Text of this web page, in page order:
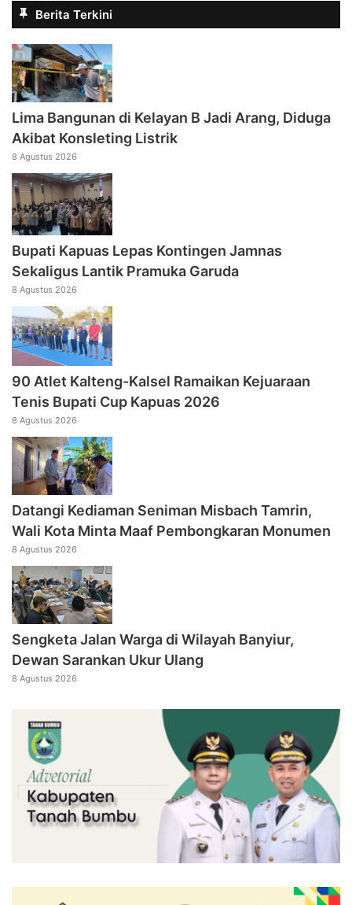
Berita Terkini
Lima Bangunan di Kelayan B Jadi Arang, Diduga
Akibat Konsleting Listrik
8 Agustus 2026
Bupati Kapuas Lepas Kontingen Jamnas
Sekaligus Lantik Pramuka Garuda
8 Agustus 2026
90 Atlet Kalteng-Kalsel Ramaikan Kejuaraan
Tenis Bupati Cup Kapuas 2026
8 Agustus 2026
Datangi Kediaman Seniman Misbach Tamrin,
Wali Kota Minta Maaf Pembongkaran Monumen
8 Agustus 2026
Sengketa Jalan Warga di Wilayah Banyiur,
Dewan Sarankan Ukur Ulang
8 Agustus 2026